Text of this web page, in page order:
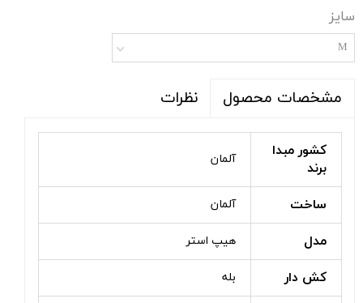
سایز
M
مشخصات محصول نظرات
کشور مبدا
برند
آلمان
ساخت آلمان
مدل هیپ استر
کش دار بله